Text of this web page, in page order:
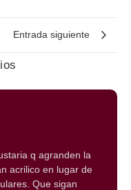
Entrada siguiente
q agranden la
acrilico en lugar de
Que sigan